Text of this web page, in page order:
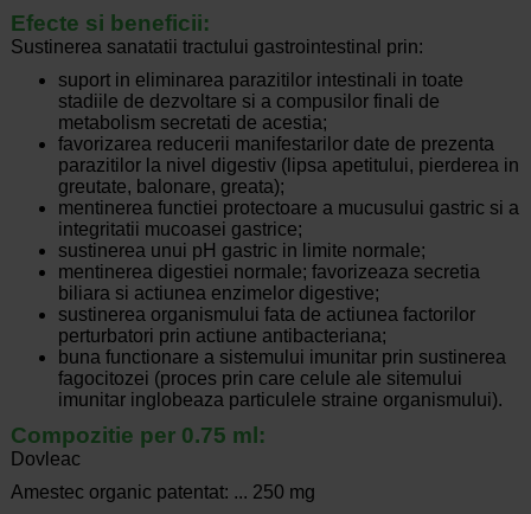
Efecte si beneficii:
Sustinerea sanatatii tractului gastrointestinal prin:
suport in eliminarea parazitilor intestinali in toate
stadiile de dezvoltare si a compusilor finali de
metabolism secretati de acestia;
favorizarea reducerii manifestarilor date de prezenta
parazitilor la nivel digestiv (lipsa apetitului, pierderea in
greutate, balonare, greata);
mentinerea functiei protectoare a mucusului gastric si a
integritatii mucoasei gastrice;
sustinerea unui pH gastric in limite normale;
mentinerea digestiei normale; favorizeaza secretia
biliara si actiunea enzimelor digestive;
sustinerea organismului fata de actiunea factorilor
perturbatori prin actiune antibacteriana;
buna functionare a sistemului imunitar prin sustinerea
fagocitozei (proces prin care celule ale sitemului
imunitar inglobeaza particulele straine organismului).
Compozitie per 0.75 ml:
Dovleac
Amestec organic patentat: ... 250 mg